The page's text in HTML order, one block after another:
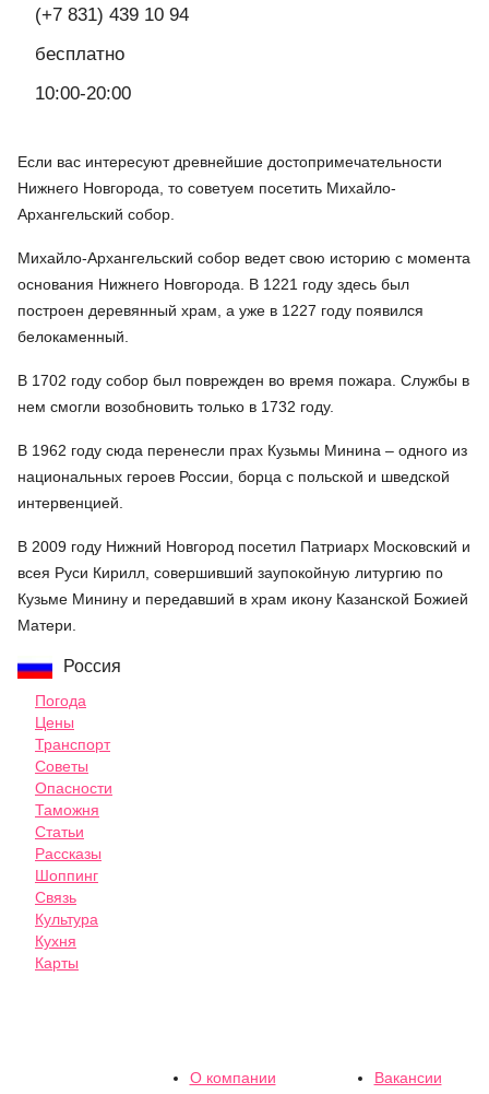
(+7 831) 439 10 94
бесплатно
10:00-20:00
Если вас интересуют древнейшие достопримечательности
Нижнего Новгорода, то советуем посетить Михайло-
Архангельский собор.
Михайло-Архангельский собор ведет свою историю с момента
основания Нижнего Новгорода. В 1221 году здесь был
построен деревянный храм, а уже в 1227 году появился
белокаменный.
В 1702 году собор был поврежден во время пожара. Службы в
нем смогли возобновить только в 1732 году.
В 1962 году сюда перенесли прах Кузьмы Минина – одного из
национальных героев России, борца с польской и шведской
интервенцией.
В 2009 году Нижний Новгород посетил Патриарх Московский и
всея Руси Кирилл, совершивший заупокойную литургию по
Кузьме Минину и передавший в храм икону Казанской Божией
Матери.
Россия
Погода
Цены
Транспорт
Советы
Опасности
Таможня
Статьи
Рассказы
Шоппинг
Связь
Культура
Кухня
Карты
О компании Вакансии